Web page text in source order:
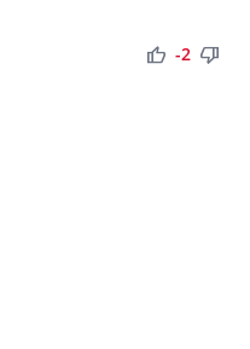
thumb_up thumb_down
-2